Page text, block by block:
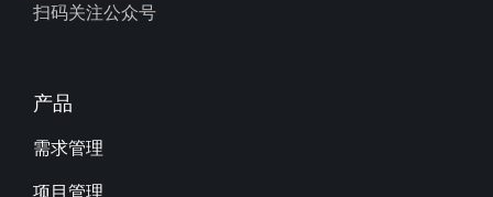
扫码关注公众号
产品
需求管理
项目管理